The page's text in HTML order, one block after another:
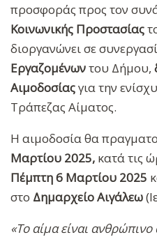
προσφοράς προς τον
Κοινωνικής Προστασίας
διοργανώνει σε
Εργαζομένωντου Δήμου,
Αιμοδοσίαςγια την
Τράπεζας Αίματος.
Η αιμοδοσία θα
Μαρτίου 2025, κατά τις
Πέμπτη 6 Μαρτίου 2025
στο ΔημαρχείοΑιγάλεω
«Το αίμα είναι